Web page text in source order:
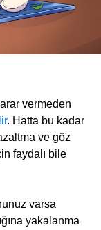
vermeden
. Hatta bu kadar
ve göz
faydalı bile
varsa
yakalanma